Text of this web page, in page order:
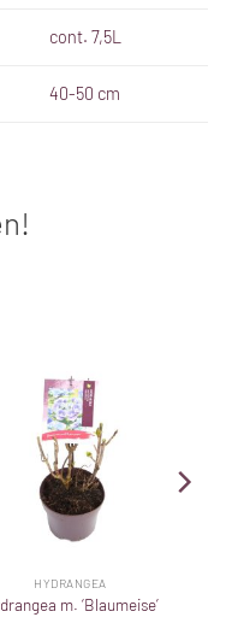
cont. 7,5L
40-50 cm
HYDRANGEA
m. ‘Blaumeise’